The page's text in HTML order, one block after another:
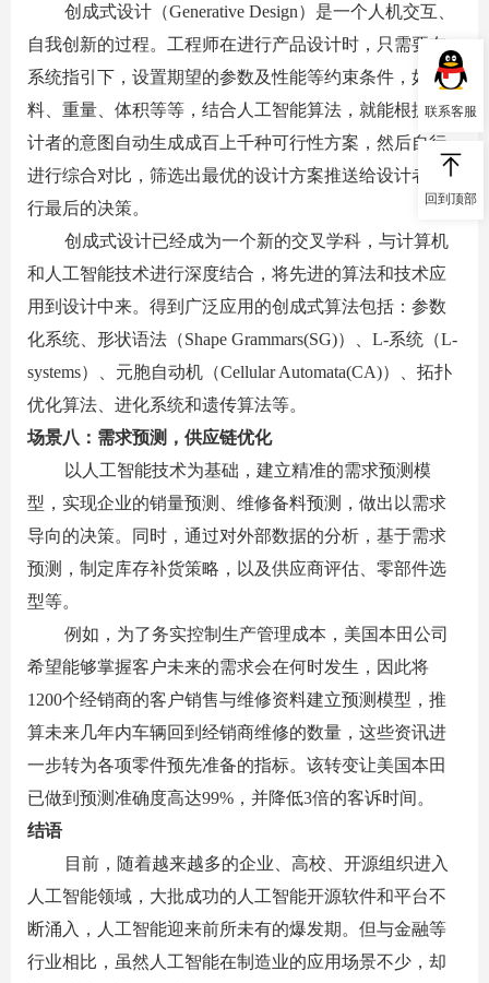
创成式设计（Generative Design）是一个人机交互、
自我创新的过程。工程师在进行产品设计时，只需要在
系统指引下，设置期望的参数及性能等约束条件，如材
料、重量、体积等等，结合人工智能算法，就能根据设
计者的意图自动生成成百上千种可行性方案，然后自行
进行综合对比，筛选出最优的设计方案推送给设计者进
行最后的决策。
创成式设计已经成为一个新的交叉学科，与计算机
和人工智能技术进行深度结合，将先进的算法和技术应
用到设计中来。得到广泛应用的创成式算法包括：参数
化系统、形状语法（Shape Grammars(SG)）、 L-系统（L-
systems）、元胞自动机（Cellular Automata(CA)）、拓扑
优化算法、进化系统和遗传算法等。
场景八：需求预测，供应链优化
以人工智能技术为基础，建立精准的需求预测模
型，实现企业的销量预测、维修备料预测，做出以需求
导向的决策。同时，通过对外部数据的分析，基于需求
预测，制定库存补货策略，以及供应商评估、零部件选
型等。
例如，为了务实控制生产管理成本，美国本田公司
希望能够掌握客户未来的需求会在何时发生，因此将
1200个经销商的客户销售与维修资料建立预测模型，推
算未来几年内车辆回到经销商维修的数量，这些资讯进
一步转为各项零件预先准备的指标。该转变让美国本田
已做到预测准确度高达99% ，并降低3倍的客诉时间。
结语
目前，随着越来越多的企业、高校、开源组织进入
人工智能领域，大批成功的人工智能开源软件和平台不
断涌入，人工智能迎来前所未有的爆发期。但与金融等
行业相比，虽然人工智能在制造业的应用场景不少，却
联系客服
回到顶部